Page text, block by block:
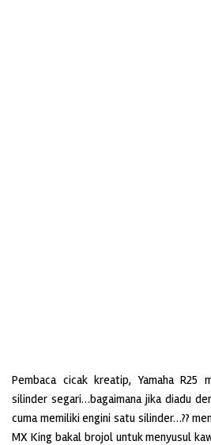
Pembaca cicak kreatip, Yamaha R25
silinder segari…bagaimana jika diadu
cuma memiliki engini satu silinder…??
MX King bakal brojol untuk menyusul